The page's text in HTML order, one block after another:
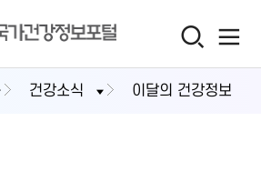
건강소식 이달의 건강정보